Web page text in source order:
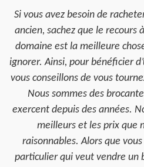
Si vous avez besoin de
ancien, sachez que le recours
domaine est la meilleure
ignorer. Ainsi, pour bénéficier
vous conseillons de vous
Nous sommes des
exercent depuis des années.
meilleurs et les prix que
raisonnables. Alors que
particulier qui veut vendre un